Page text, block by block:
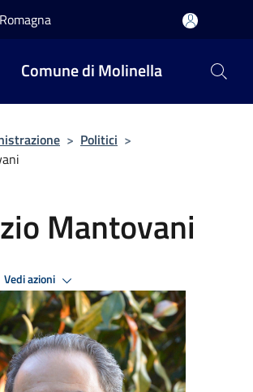
Comune di Molinella
> Politici >
Mantovani
Vedi azioni